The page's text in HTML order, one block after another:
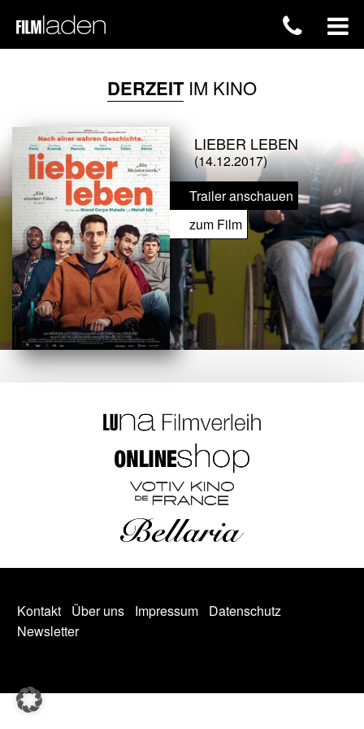
DERZEITIM KINO
LIEBER LEBEN
(14.12.2017)
Trailer anschauen
zum Film
Kontakt Über uns Impressum
Datenschutz
Newsletter